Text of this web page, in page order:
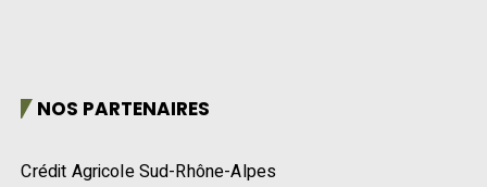
NOS PARTENAIRES
Crédit Agricole Sud-Rhône-Alpes